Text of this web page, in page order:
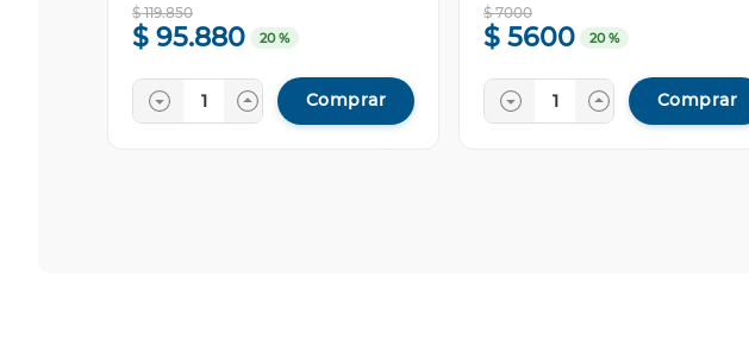
$ 119.850
$ 95.880 20 %
Comprar
$ 7000
$ 5600 20 %
Comprar